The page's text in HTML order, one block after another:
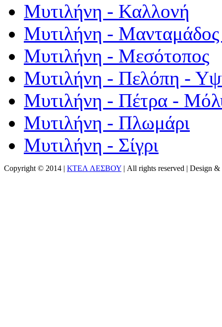
Μυτιλήνη - Καλλονή
Μυτιλήνη - Μανταμάδος
Μυτιλήνη - Μεσότοπος
Μυτιλήνη - Πελόπη -
Μυτιλήνη - Πέτρα -
Μυτιλήνη - Πλωμάρι
Μυτιλήνη - Σίγρι
Copyright © 2014 | ΚΤΕΛ ΛΕΣΒΟΥ | All rights reserved | Design &